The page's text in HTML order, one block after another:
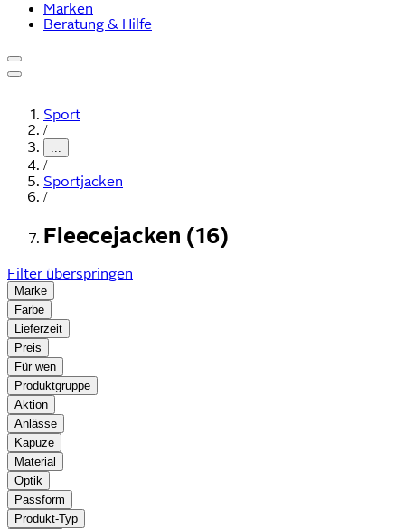
Marken
Beratung & Hilfe
Sport
/
...
/
Sportjacken
/
Fleecejacken (16)
Filter überspringen
Marke
Farbe
Lieferzeit
Preis
Für wen
Produktgruppe
Aktion
Anlässe
Kapuze
Material
Optik
Passform
Produkt-Typ